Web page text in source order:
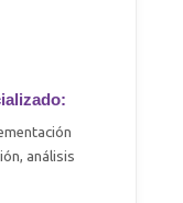
análisis